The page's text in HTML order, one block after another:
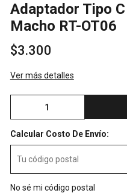
Adaptador Tipo
Macho RT-OT06
$3.300
Ver más detalles
Calcular Costo De Envío:
No sé mi código postal